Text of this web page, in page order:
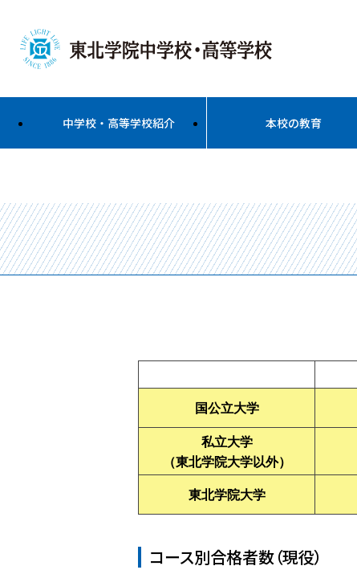
中学校・高等学校紹介 本校の教育
国公立大学
私立大学
（東北学院大学以外）
東北学院大学
コース別合格者数（現役）